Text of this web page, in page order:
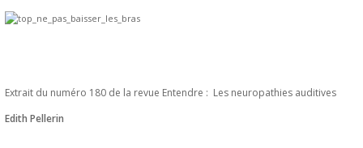
Extrait du numéro 180 de la revue Entendre : Les neuropathies auditives
Edith Pellerin